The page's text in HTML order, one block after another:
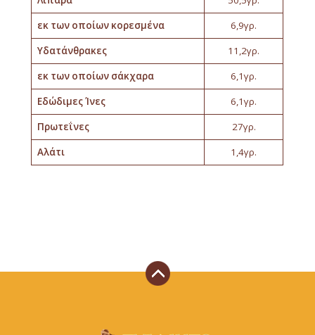
εκ των οποίων κορεσμένα
6,9γρ.
Υδατάνθρακες
11,2γρ.
εκ των οποίων σάκχαρα
6,1γρ.
Εδώδιμες Ίνες
6,1γρ.
Πρωτεΐνες
27γρ.
Αλάτι
1,4γρ.